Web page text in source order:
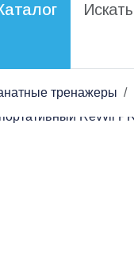
тренажеры